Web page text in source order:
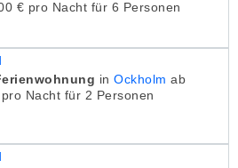
€ pro Nacht für 6 Personen
inOckholm ab
Nacht für 2 Personen